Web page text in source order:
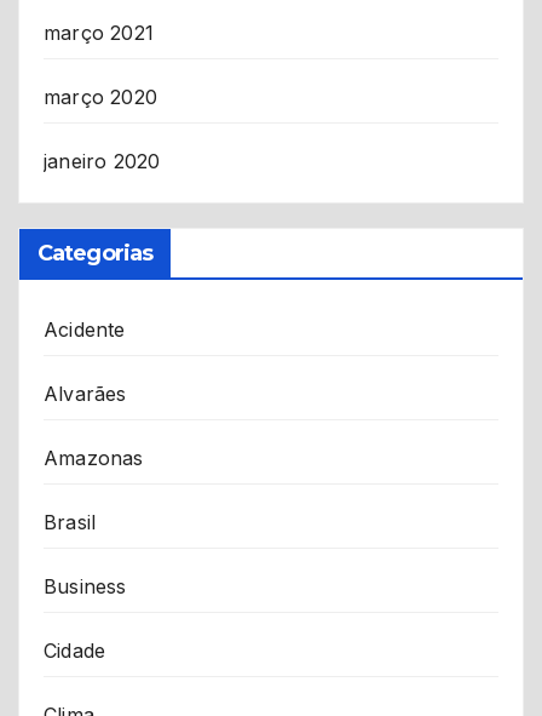
março 2021
março 2020
janeiro 2020
Categorias
Acidente
Alvarães
Amazonas
Brasil
Business
Cidade